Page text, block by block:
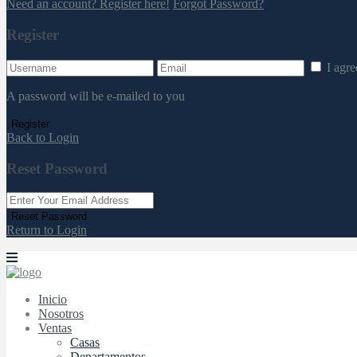
Need an account? Register here! Forgot Password?
Register
I
A password will be e-mailed to you
Register
Back to Login
Reset Password
Reset Password
Return to Login
Inicio
Nosotros
Ventas
Casas